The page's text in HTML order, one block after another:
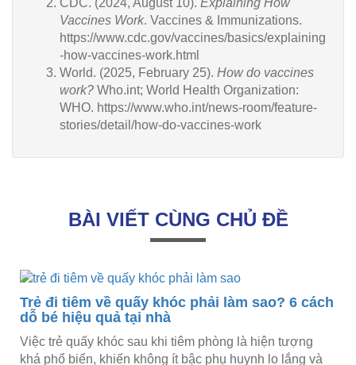
CDC. (2024, August 10). Explaining How
Vaccines Work. Vaccines & Immunizations.
https://www.cdc.gov/vaccines/basics/explaining
-how-vaccines-work.html
World. (2025, February 25). How do vaccines
work? Who.int; World Health Organization:
WHO. https://www.who.int/news-room/feature-
stories/detail/how-do-vaccines-work
BÀI VIẾT CÙNG CHỦ ĐỀ
Trẻ đi tiêm về quấy khóc phải làm sao? 6 cách
dỗ bé hiệu quả tại nhà
Việc trẻ quấy khóc sau khi tiêm phòng là hiện tượng
khá phổ biến, khiến không ít bậc phụ huynh lo lắng và